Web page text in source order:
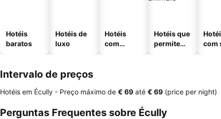
Hotéis
baratos
Hotéis de
luxo
Hotéis
com
Hotéis que
permitem
com
Intervalo de preços
Hotéis em Écully - Preço máximo de ‎€ 69 até ‎€ 69 (price per night)
Perguntas Frequentes sobre Écully